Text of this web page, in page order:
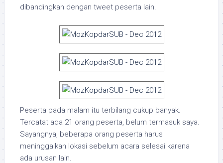
dibandingkan dengan tweet peserta lain.
Peserta pada malam itu terbilang cukup banyak.
Tercatat ada 21 orang peserta, belum termasuk saya.
Sayangnya, beberapa orang peserta harus
meninggalkan lokasi sebelum acara selesai karena
ada urusan lain.